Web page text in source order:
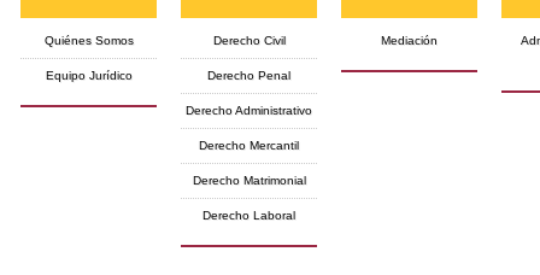
Quiénes Somos
Equipo Jurídico
Derecho Civil
Derecho Penal
Derecho Administrativo
Derecho Mercantil
Derecho Matrimonial
Derecho Laboral
Mediación